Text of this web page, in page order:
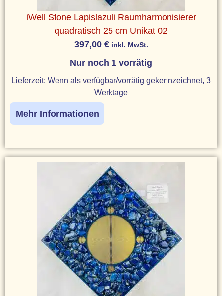
iWell Stone Lapislazuli Raumharmonisierer
quadratisch 25 cm Unikat 02
397,00 € inkl. MwSt.
Nur noch 1 vorrätig
Lieferzeit: Wenn als verfügbar/vorrätig gekennzeichnet, 3
Werktage
Mehr Informationen